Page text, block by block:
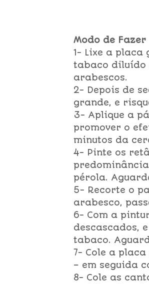
Modo de Fazer
1- Lixe a
tabaco diluído
arabescos.
2- Depois de
grande, e
3- Aplique a
promover o
minutos da
4- Pinte os
pérola.
5- Recorte o
arabesco,
6- Com a
descascados,
tabaco.
7- Cole a
– em seguida
8- Cole as